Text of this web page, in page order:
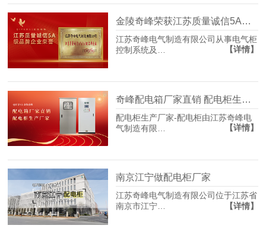
金陵奇峰荣获江苏质量诚信5A级品牌企业荣誉
江苏奇峰电气制造有限公司从事电气柜
控制系统及…
【详情】
奇峰配电箱厂家直销 配电柜生产厂家
配电柜生产厂家-配电柜由江苏奇峰电
气制造有限…
【详情】
南京江宁做配电柜厂家
江苏奇峰电气制造有限公司位于江苏省
南京市江宁…
【详情】